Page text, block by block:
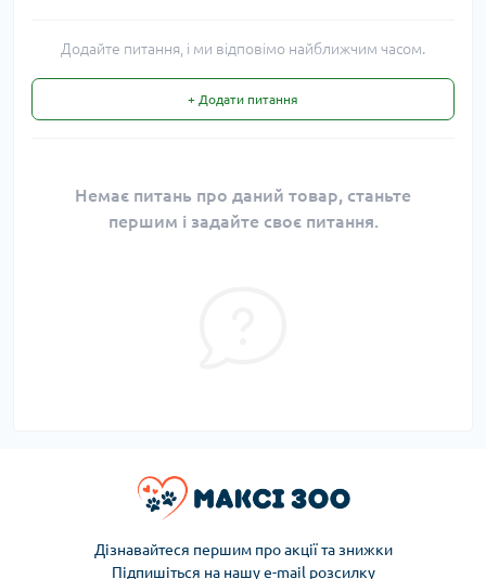
Додайте питання, і ми відповімо найближчим часом.
+ Додати питання
Немає питань про даний товар, станьте
першим і задайте своє питання.
Дізнавайтеся першим про акції та знижки
Підпишіться на нашу e-mail розсилку